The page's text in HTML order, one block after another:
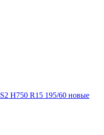
H750 R15 195/60 новые